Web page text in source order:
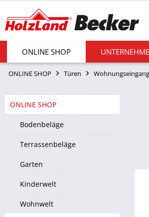
ONLINE SHOP
ONLINE SHOP Türen
ONLINE SHOP
Bodenbeläge
Terrassenbeläge
Garten
Kinderwelt
Wohnwelt